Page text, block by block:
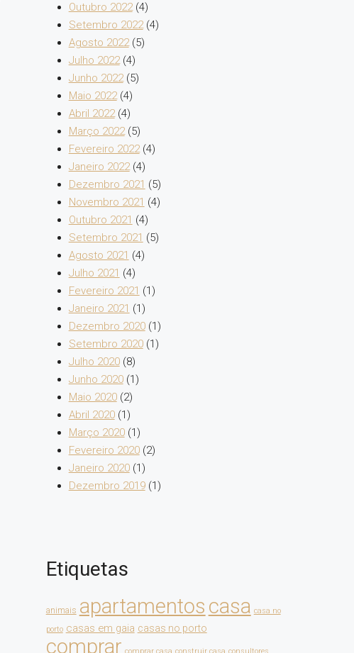
Outubro 2022(4)
Setembro 2022(4)
Agosto 2022(5)
Julho 2022(4)
Junho 2022(5)
Maio 2022(4)
Abril 2022(4)
Março 2022(5)
Fevereiro 2022(4)
Janeiro 2022(4)
Dezembro 2021 (5)
Novembro 2021 (4)
Outubro 2021 (4)
Setembro 2021 (5)
Agosto 2021 (4)
Julho 2021 (4)
Fevereiro 2021 (1)
Janeiro 2021 (1)
Dezembro 2020(1)
Setembro 2020(1)
Julho 2020(8)
Junho 2020(1)
Maio 2020(2)
Abril 2020(1)
Março 2020(1)
Fevereiro 2020(2)
Janeiro 2020(1)
Dezembro 2019(1)
Etiquetas
animais apartamentos casa casa no
porto casas em gaia casas no porto
comprar